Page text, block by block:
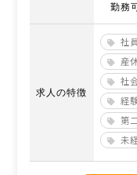
勤務
求人の特徴
社
産
社
経
第
未